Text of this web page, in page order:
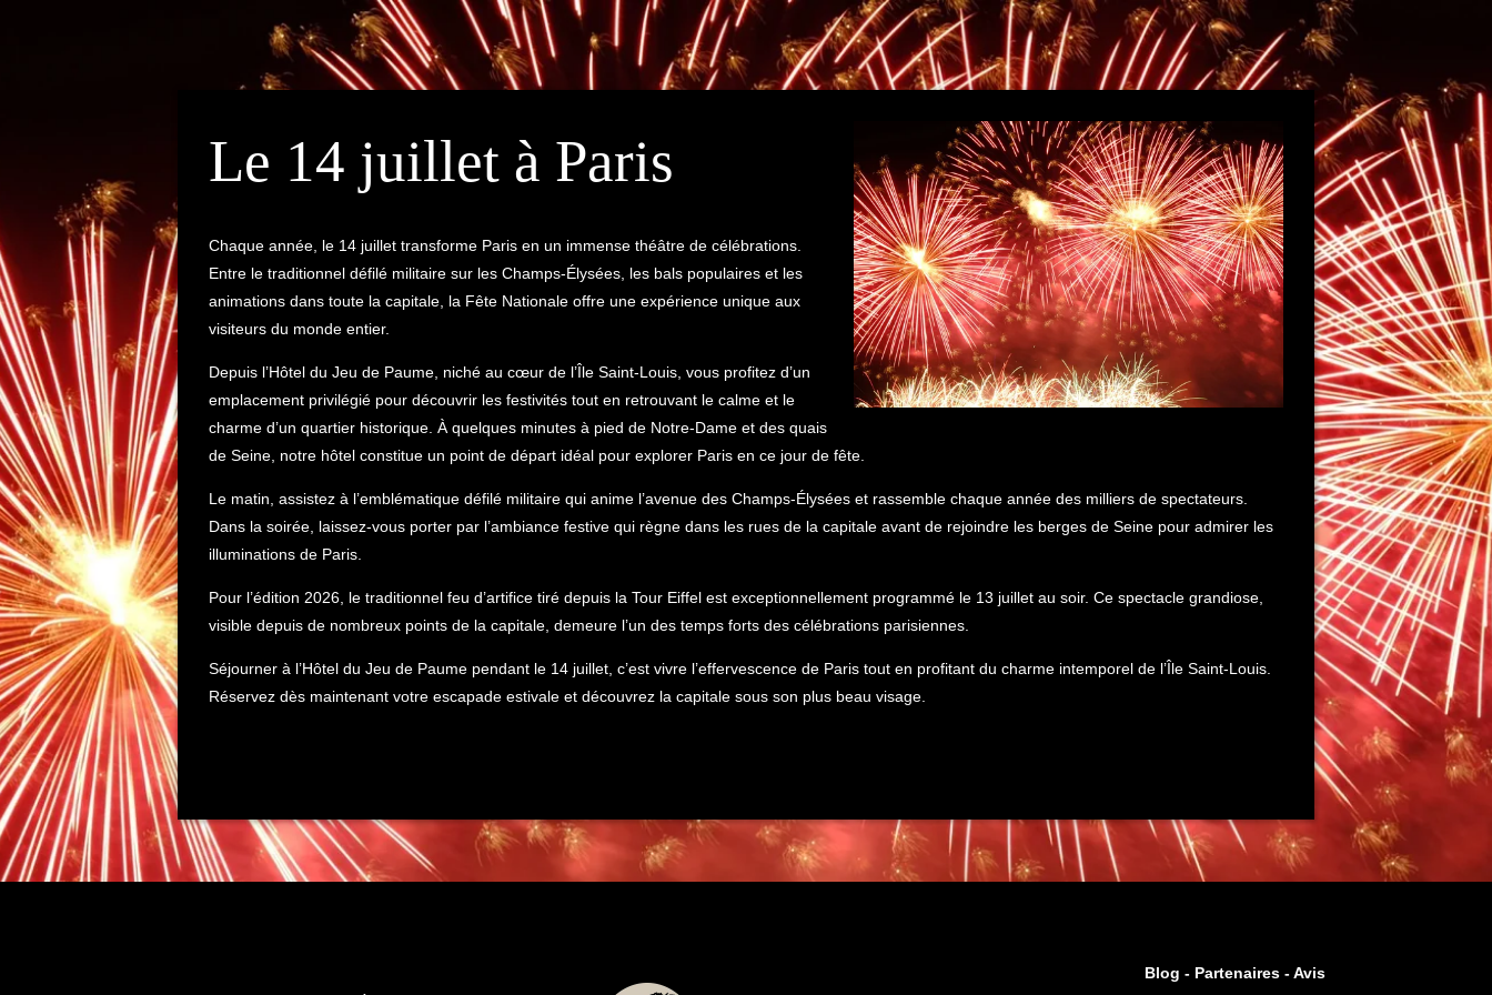
Le 14 juillet à Paris
Chaque année, le 14 juillet transforme Paris en un immense théâtre de célébrations.
Entre le traditionnel défilé militaire sur les Champs-Élysées, les bals populaires et les
animations dans toute la capitale, la Fête Nationale offre une expérience unique aux
visiteurs du monde entier.
Depuis l’Hôtel du Jeu de Paume, niché au cœur de l’Île Saint-Louis, vous profitez d’un
emplacement privilégié pour découvrir les festivités tout en retrouvant le calme et le
charme d’un quartier historique. À quelques minutes à pied de Notre-Dame et des quais
de Seine, notre hôtel constitue un point de départ idéal pour explorer Paris en ce jour de fête.
Le matin, assistez à l’emblématique défilé militaire qui anime l’avenue des Champs-Élysées et rassemble chaque année des milliers de spectateurs.
Dans la soirée, laissez-vous porter par l’ambiance festive qui règne dans les rues de la capitale avant de rejoindre les berges de Seine pour admirer les
illuminations de Paris.
Pour l’édition 2026, le traditionnel feu d’artifice tiré depuis la Tour Eiffel est exceptionnellement programmé le 13 juillet au soir. Ce spectacle grandiose,
visible depuis de nombreux points de la capitale, demeure l’un des temps forts des célébrations parisiennes.
Séjourner à l’Hôtel du Jeu de Paume pendant le 14 juillet, c’est vivre l’effervescence de Paris tout en profitant du charme intemporel de l’Île Saint-Louis.
Réservez dès maintenant votre escapade estivale et découvrez la capitale sous son plus beau visage.
Blog - Partenaires -Avis